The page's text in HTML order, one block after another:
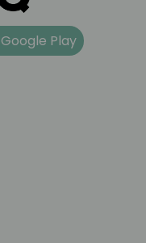
Google Play